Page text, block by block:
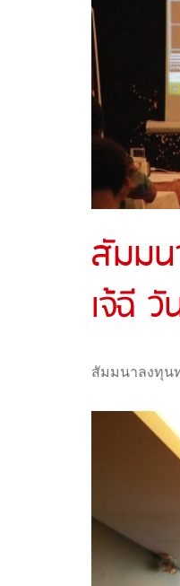
สัมมน
เจ้ฉี
สัมมนาลงทุน